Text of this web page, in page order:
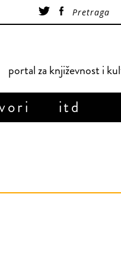
portal za književnost i
itd